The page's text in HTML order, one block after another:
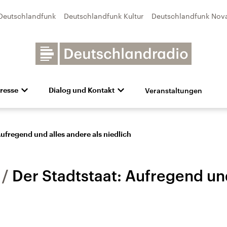
Deutschlandfunk Kultur Deutschlandfunk
Dialog und Kontakt Veranstaltungen
und alles andere als niedlich
Der Stadtstaat: Aufregend